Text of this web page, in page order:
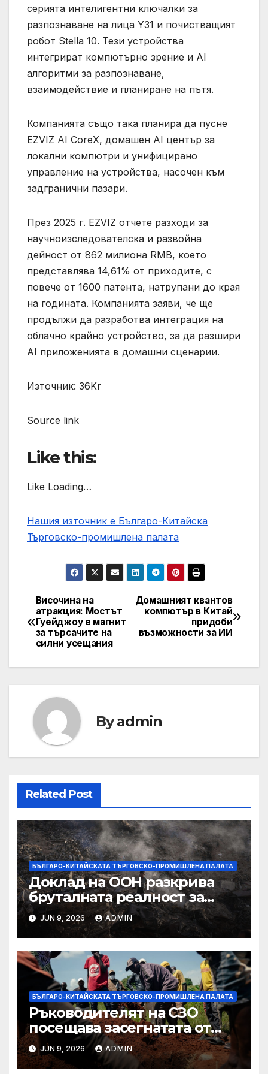
серията интелигентни ключалки за
разпознаване на лица Y31 и почистващият
робот Stella 10. Тези устройства
интегрират компютърно зрение и AI
алгоритми за разпознаване,
взаимодействие и планиране на пътя.
Компанията също така планира да пусне
EZVIZ AI CoreX, домашен AI център за
локални компютри и унифицирано
управление на устройства, насочен към
задгранични пазари.
През 2025 г. EZVIZ отчете разходи за
научноизследователска и развойна
дейност от 862 милиона RMB, което
представлява 14,61% от приходите, с
повече от 1600 патента, натрупани до края
на годината. Компанията заяви, че ще
продължи да разработва интеграция на
облачно крайно устройство, за да разшири
AI приложенията в домашни сценарии.
Източник: 36Kr
Source link
Like this:
Like Loading…
Нашия източник е Българо-Китайска
Търговско-промишлена палaта
Post
navigation
Домашният квантов
компютър в Китай
придоби
възможности за ИИ
Височина на
атракция: Мостът
Гуейджоу е магнит
за търсачите на
силни усещания
Byadmin
Related Post
БЪЛГАРО-КИТАЙСКАТА ТЪРГОВСКО-ПРОМИШЛЕНА ПАЛАТА
Доклад на ООН разкрива
бруталната реалност за
палестинците в Газа,
Западния бряг
JUN 9, 2026 ADMIN
БЪЛГАРО-КИТАЙСКАТА ТЪРГОВСКО-ПРОМИШЛЕНА ПАЛАТА
Ръководителят на СЗО
посещава засегнатата от
Ебола Уганда, след като
вирусът се разпространява
JUN 9, 2026 ADMIN